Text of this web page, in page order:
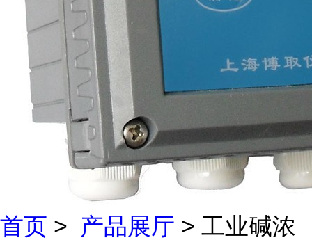
首页 > 产品展厅 > 工业碱浓